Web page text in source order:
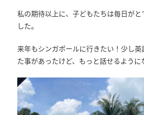
私の期待以上に、子どもたちは毎日がと
した。
来年もシンガポールに行きたい！少し英
た事があったけど、もっと話せるよう